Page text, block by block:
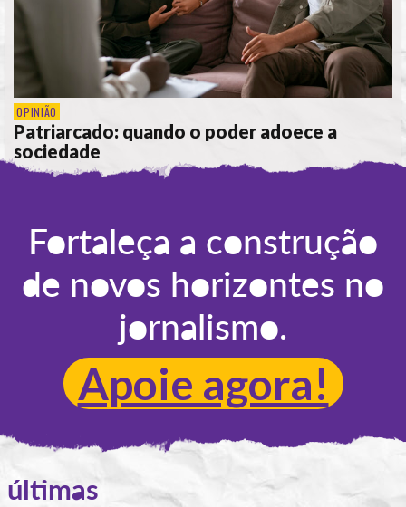
OPINIÃO
Patriarcado: quando o poder adoece a
sociedade
Fortaleça a construção
de novos horizontes no
jornalismo.
Apoie agora!
últimas